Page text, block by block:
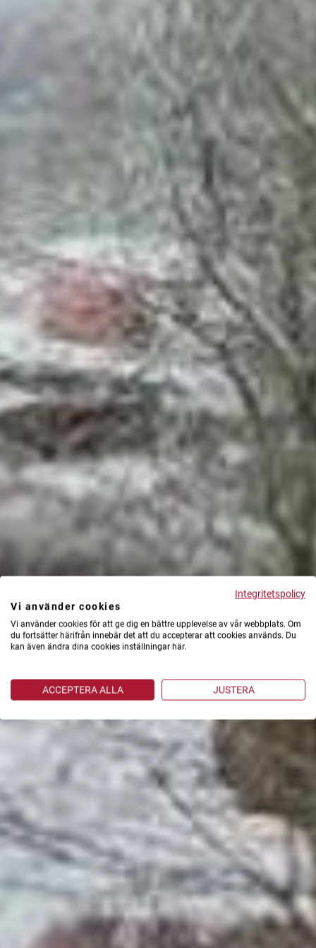
Integritetspolicy
Vi använder cookies
Vi använder cookies för att ge dig en bättre upplevelse av vår webbplats. Om
du fortsätter härifrån innebär det att du accepterar att cookies används. Du
kan även ändra dina cookies inställningar här.
ACCEPTERA ALLA JUSTERA